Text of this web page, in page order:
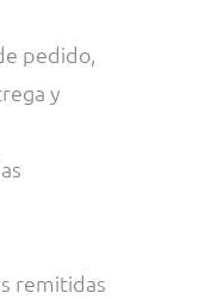
pedido,
y
remitidas